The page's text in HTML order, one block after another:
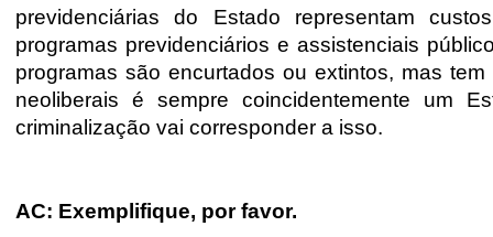
previdenciárias do Estado representam
programas previdenciários e assistenciais
programas são encurtados ou extintos, mas
neoliberais é sempre coincidentemente um
criminalização vai corresponder a isso.
AC: Exemplifique, por favor.